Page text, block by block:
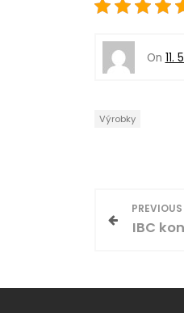
On 11.
Výrobky
IBC